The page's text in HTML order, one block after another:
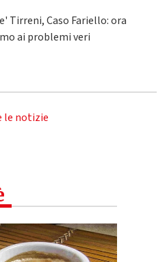
Tirreni, Caso Fariello: ora
ai problemi veri
le notizie